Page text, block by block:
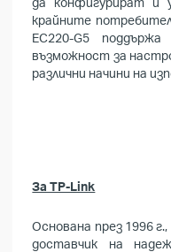
крайните
EC220-G5
възможност за
различни начини на
За TP-Link
Основана през 1996
доставчик на